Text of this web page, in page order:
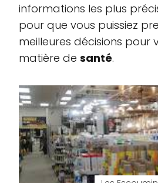
informations les plus
pour que vous puissiez
meilleures décisions pour
matière de santé.